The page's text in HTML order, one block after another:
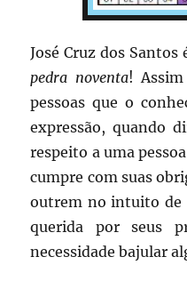
José Cruz dos
pedra noventa!
pessoas que o
expressão, quando
respeito a uma
cumpre com suas
outrem no intuito de
querida por seus
necessidade bajular